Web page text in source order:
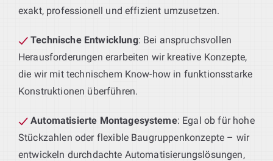
exakt, professionell und effizient umzusetzen.
Technische Entwicklung: Bei anspruchsvollen
Herausforderungen erarbeiten wir kreative Konzepte,
die wir mit technischem Know-how in funktionsstarke
Konstruktionen überführen.
Automatisierte Montagesysteme: Egal ob für hohe
Stückzahlen oder flexible Baugruppenkonzepte – wir
entwickeln durchdachte Automatisierungslösungen,